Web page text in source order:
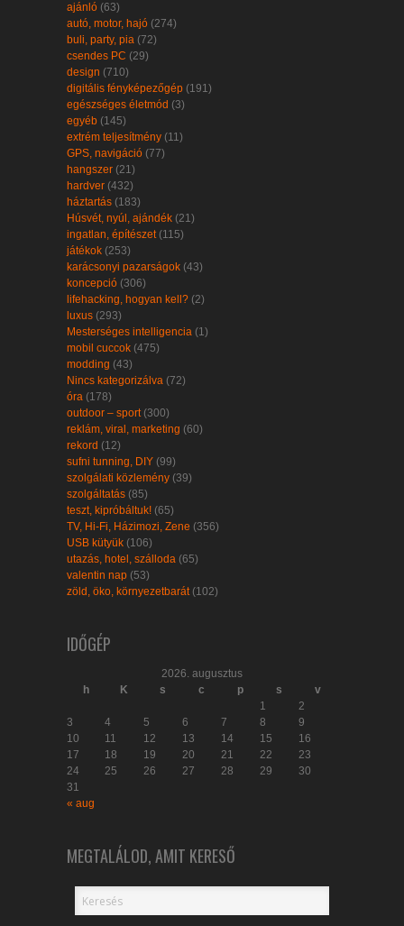
ajánló (63)
autó, motor, hajó (274)
buli, party, pia (72)
csendes PC (29)
design (710)
digitális fényképezőgép (191)
egészséges életmód (3)
egyéb (145)
extrém teljesítmény (11)
GPS, navigáció (77)
hangszer (21)
hardver (432)
háztartás (183)
Húsvét, nyúl, ajándék (21)
ingatlan, építészet(115)
játékok (253)
karácsonyi pazarságok (43)
koncepció (306)
lifehacking, hogyan kell? (2)
luxus (293)
Mesterséges intelligencia (1)
mobil cuccok (475)
modding (43)
Nincs kategorizálva (72)
óra (178)
outdoor – sport(300)
reklám, viral, marketing (60)
rekord (12)
sufni tunning, DIY (99)
szolgálati közlemény (39)
szolgáltatás (85)
teszt, kipróbáltuk! (65)
TV, Hi-Fi, Házimozi, Zene (356)
USB kütyük (106)
utazás, hotel, szálloda (65)
valentin nap (53)
zöld, öko, környezetbarát(102)
IDŐGÉP
2026. augusztus
h
K s c p s
v
1
2
3
4 5 6 7 8
9
10
11 12 13 14 15
16
17
18 19 20 21 22
23
24
25 26 27 28 29
30
31
« aug
MEGTALÁLOD, AMIT KERESŐ